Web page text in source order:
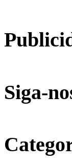
Siga-